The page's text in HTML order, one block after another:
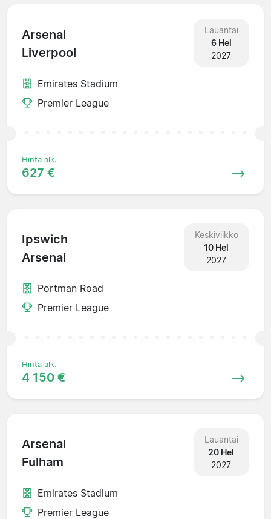
Arsenal
Liverpool
Lauantai
6 Hel
2027
Emirates Stadium
Premier League
Hinta alk.
627 €
Ipswich
Arsenal
Keskiviikko
10 Hel
2027
Portman Road
Premier League
Hinta alk.
4 150 €
Arsenal
Fulham
Lauantai
20 Hel
2027
Emirates Stadium
Premier League